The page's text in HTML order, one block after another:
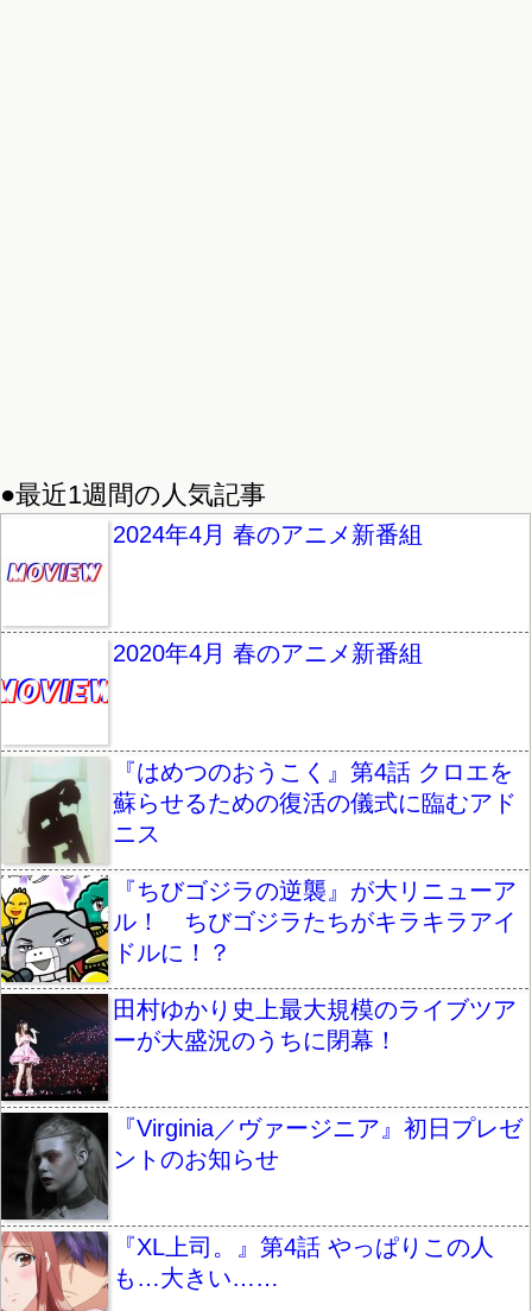
●最近1週間の人気記事
2024年4月 春のアニメ新番組
2020年4月 春のアニメ新番組
『はめつのおうこく』第4話 クロエを
蘇らせるための復活の儀式に臨むアド
ニス
『ちびゴジラの逆襲』が大リニューア
ル！ ちびゴジラたちがキラキラアイ
ドルに！？
田村ゆかり史上最大規模のライブツア
ーが大盛況のうちに閉幕！
『Virginia／ヴァージニア』初日プレゼ
ントのお知らせ
『XL上司。』第4話 やっぱりこの人
も…大きい……